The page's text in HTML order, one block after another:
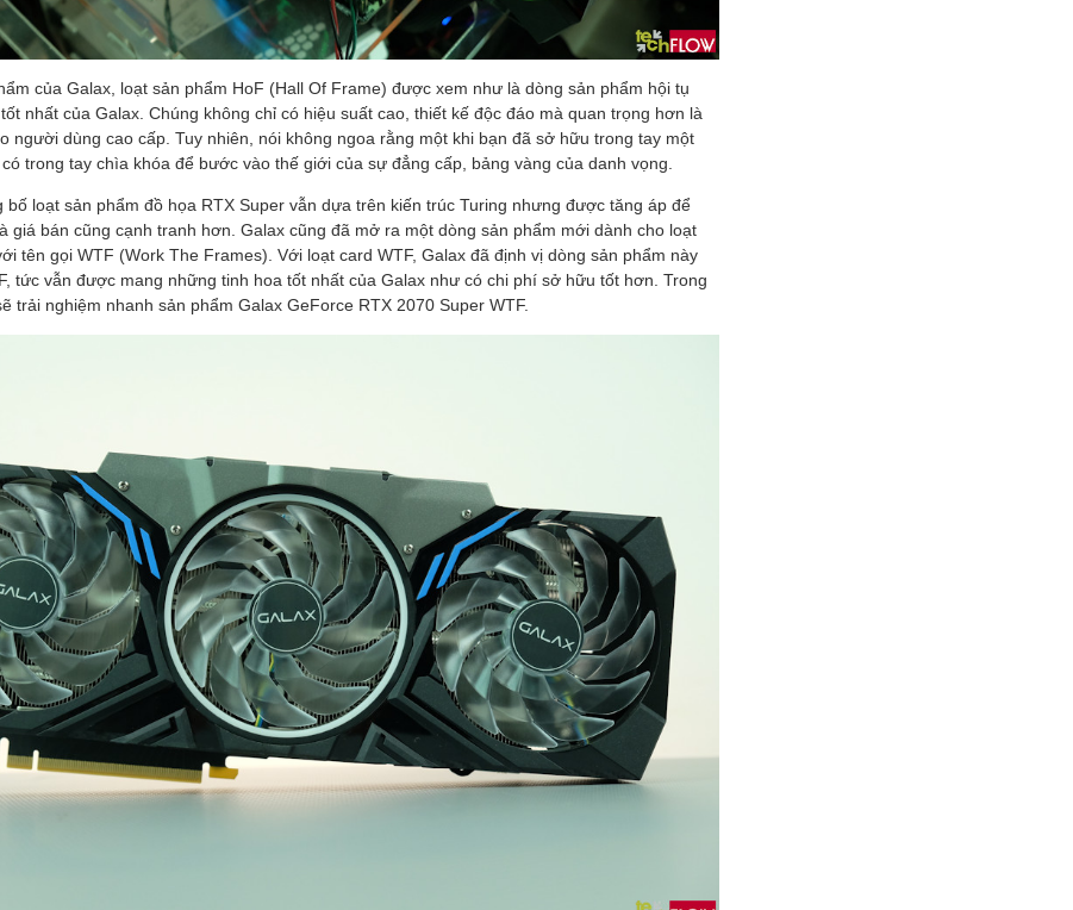
của Galax, loạt sản phẩm HoF (Hall Of Frame) được xem như là dòng sản phẩm hội tụ
nhất của Galax. Chúng không chỉ có hiệu suất cao, thiết kế độc đáo mà quan trọng hơn là
người dùng cao cấp. Tuy nhiên, nói không ngoa rằng một khi bạn đã sở hữu trong tay một
trong tay chìa khóa để bước vào thế giới của sự đẳng cấp, bảng vàng của danh vọng.
bố loạt sản phẩm đồ họa RTX Super vẫn dựa trên kiến trúc Turing nhưng được tăng áp để
giá bán cũng cạnh tranh hơn. Galax cũng đã mở ra một dòng sản phẩm mới dành cho loạt
tên gọi WTF (Work The Frames). Với loạt card WTF, Galax đã định vị dòng sản phẩm này
tức vẫn được mang những tinh hoa tốt nhất của Galax như có chi phí sở hữu tốt hơn. Trong
trải nghiệm nhanh sản phẩm Galax GeForce RTX 2070 Super WTF.